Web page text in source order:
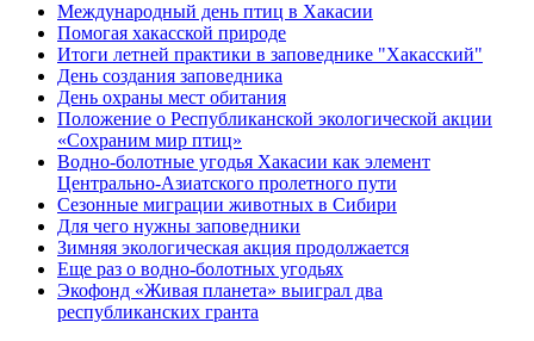
Международный день птиц в Хакасии
Помогая хакасской природе
Итоги летней практики в заповеднике "Хакасский"
День создания заповедника
День охраны мест обитания
Положение о Республиканской экологической акции
«Сохраним мир птиц»
Водно-болотные угодья Хакасии как элемент
Центрально-Азиатского пролетного пути
Сезонные миграции животных в Сибири
Для чего нужны заповедники
Зимняя экологическая акция продолжается
Еще раз о водно-болотных угодьях
Экофонд «Живая планета» выиграл два
республиканских гранта